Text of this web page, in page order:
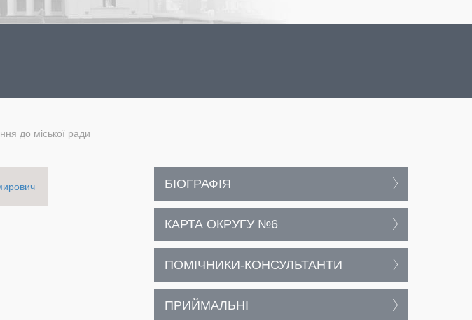
до міської ради
БІОГРАФІЯ
КАРТА ОКРУГУ №6
ПОМІЧНИКИ-КОНСУЛЬТАНТИ
ПРИЙМАЛЬНІ